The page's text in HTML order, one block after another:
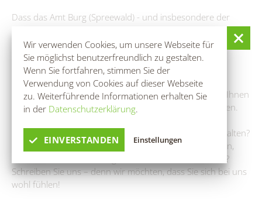
Wir verwenden Cookies, um unsere Webseite für
Sie möglichst benutzerfreundlich zu gestalten.
Wenn Sie fortfahren, stimmen Sie der
Verwendung von Cookies auf dieser Webseite
zu. Weiterführende Informationen erhalten Sie
in der Datenschutzerklärung.
EINVERSTANDEN Einstellungen
Dass das Amt Burg (Spreewald) - und insbesondere der
interessantesten Reiseregionen Brandenburgs, ja
Deutschlands gehört, ist ein Aspekt, der es richtig und
wichtig erscheinen lässt, sich auch an unsere Gäste zu
wenden. Hier steht Ihnen vor allem die weiterführende
Adressewww.burgimspreewald.dezur Verfügung, um Ihnen
die Dienstleistungen der Touristinformation zu offerieren.
Alle notwendigen und gewünschten Informationen erhalten?
Neugierig geworden? Einen erlebnisreichen, erholsamen,
romantischen Aufenthalt gehabt? Mehr Lust auf Natur?
Schreiben Sie uns – denn wir möchten, dass Sie sich bei uns
wohl fühlen!